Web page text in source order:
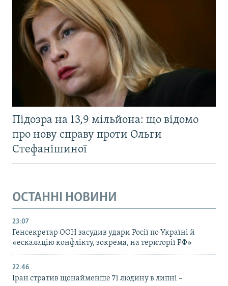
Підозра на 13,9 мільйона: що відомо
про нову справу проти Ольги
Стефанішиної
ОСТАННІ НОВИНИ
23:07
Генсекретар ООН засудив удари Росії по Україні й
«ескалацію конфлікту, зокрема, на території РФ»
22:46
Іран стратив щонайменше 71 людину в липні –